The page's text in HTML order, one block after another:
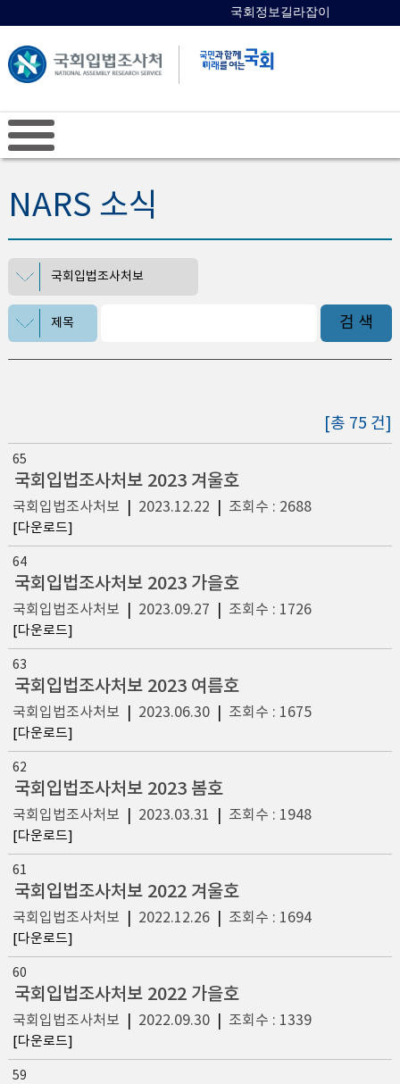
국회정보길라잡이
NARS 소식
국회입법조사처보
제목 검 색
[총 75 건]
65
국회입법조사처보 2023 겨울호
국회입법조사처보 2023.12.22 조회수 : 2688
[다운로드]
64
국회입법조사처보 2023 가을호
국회입법조사처보 2023.09.27 조회수 : 1726
[다운로드]
63
국회입법조사처보 2023 여름호
국회입법조사처보 2023.06.30| 조회수 : 1675
[다운로드]
62
국회입법조사처보 2023 봄호
국회입법조사처보 2023.03.31 조회수 : 1948
[다운로드]
61
국회입법조사처보 2022 겨울호
국회입법조사처보 2022.12.26| 조회수 : 1694
[다운로드]
60
국회입법조사처보 2022 가을호
국회입법조사처보 2022.09.30| 조회수 : 1339
[다운로드]
59